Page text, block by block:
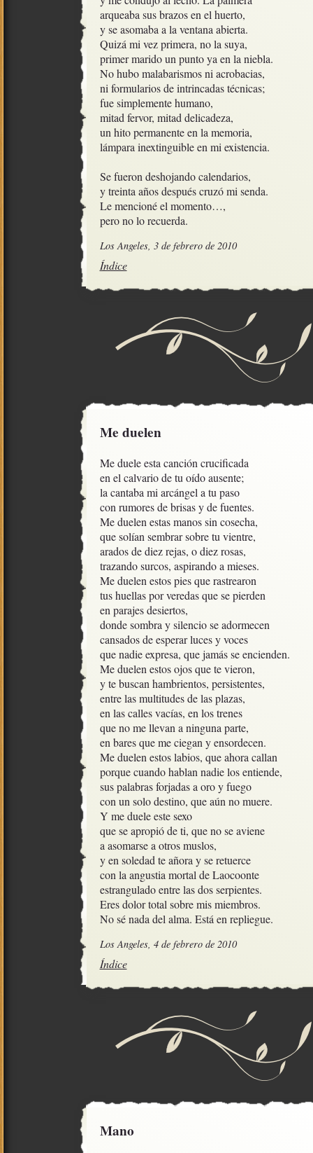
arqueaba sus brazos en el huerto,
y se asomaba a la ventana abierta.
Quizá mi vez primera, no la suya,
primer marido un punto ya en la niebla.
No hubo malabarismos ni acrobacias,
ni formularios de intrincadas técnicas;
fue simplemente humano,
mitad fervor, mitad delicadeza,
un hito permanente en la memoria,
lámpara inextinguible en mi existencia.
Se fueron deshojando calendarios,
y treinta años después cruzó mi senda.
Le mencioné el momento…,
pero no lo recuerda.
Los Angeles, 3 de febrero de 2010
Índice
Me duelen
Me duele esta canción crucificada
en el calvario de tu oído ausente;
la cantaba mi arcángel a tu paso
con rumores de brisas y de fuentes.
Me duelen estas manos sin cosecha,
que solían sembrar sobre tu vientre,
arados de diez rejas, o diez rosas,
trazando surcos, aspirando a mieses.
Me duelen estos pies que rastrearon
tus huellas por veredas que se pierden
en parajes desiertos,
donde sombra y silencio se adormecen
cansados de esperar luces y voces
que nadie expresa, que jamás se encienden.
Me duelen estos ojos que te vieron,
y te buscan hambrientos, persistentes,
entre las multitudes de las plazas,
en las calles vacías, en los trenes
que no me llevan a ninguna parte,
en bares que me ciegan y ensordecen.
Me duelen estos labios, que ahora callan
porque cuando hablan nadie los entiende,
sus palabras forjadas a oro y fuego
con un solo destino, que aún no muere.
Y me duele este sexo
que se apropió de ti, que no se aviene
a asomarse a otros muslos,
y en soledad te añora y se retuerce
con la angustia mortal de Laocoonte
estrangulado entre las dos serpientes.
Eres dolor total sobre mis miembros.
No sé nada del alma. Está en repliegue.
Los Angeles, 4 de febrero de 2010
Índice
Mano